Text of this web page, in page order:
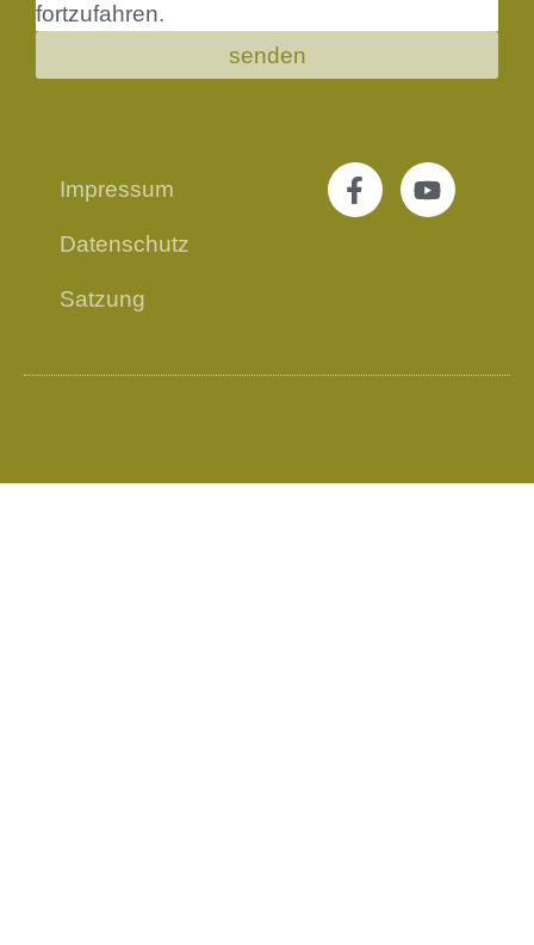
fortzufahren.
senden
Impressum
Datenschutz
Satzung